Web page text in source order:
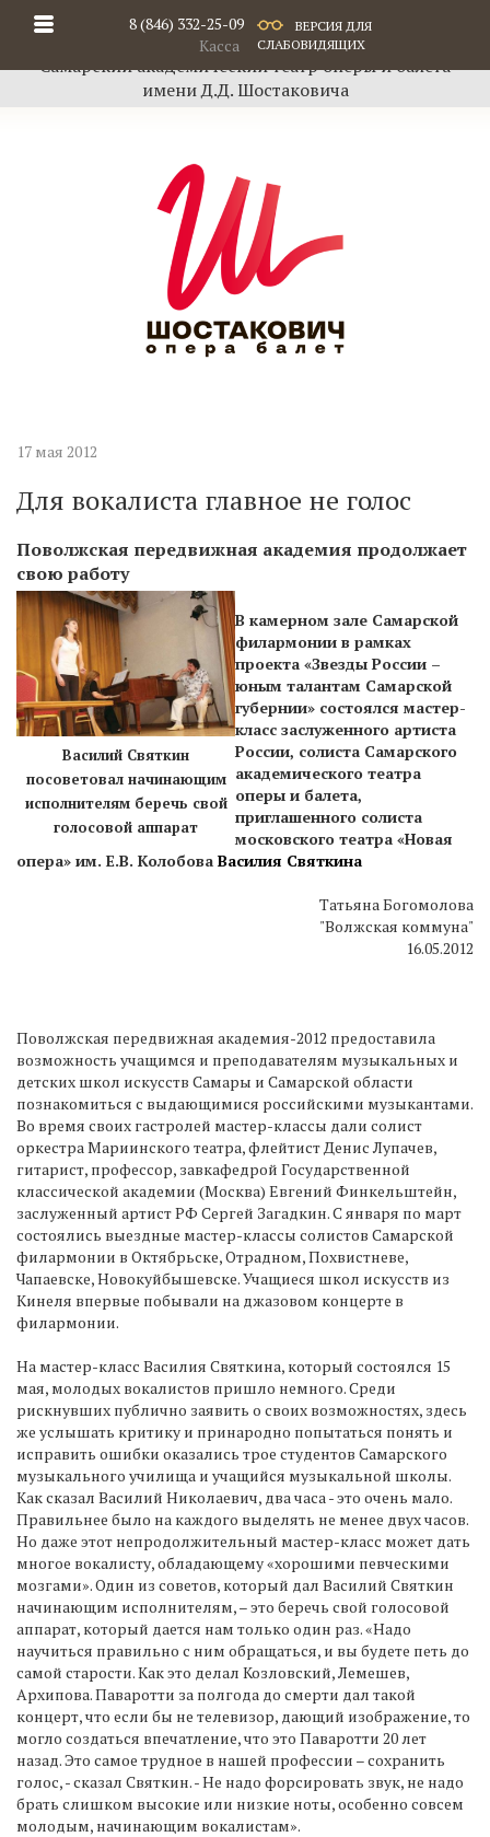
8 (846) 332-25-09
Касса
ВЕРСИЯ ДЛЯ
СЛАБОВИДЯЩИХ
Самарский академический театр оперы и балета
имени Д.Д. Шостаковича
17 мая 2012
Для вокалиста главное не голос
Поволжская передвижная академия продолжает
свою работу
Василий Святкин
посоветовал начинающим
исполнителям беречь свой
голосовой аппарат
В камерном зале Самарской
филармонии в рамках
проекта «Звезды России –
юным талантам Самарской
губернии» состоялся мастер-
класс заслуженного артиста
России, солиста Самарского
академического театра
оперы и балета,
приглашенного солиста
московского театра «Новая
опера» им. Е.В. Колобова Василия Святкина
Татьяна Богомолова
"Волжская коммуна"
16.05.2012
Поволжская передвижная академия-2012 предоставила
возможность учащимся и преподавателям музыкальных и
детских школ искусств Самары и Самарской области
познакомиться с выдающимися российскими музыкантами.
Во время своих гастролей мастер-классы дали солист
оркестра Мариинского театра, флейтист Денис Лупачев,
гитарист, профессор, завкафедрой Государственной
классической академии (Москва) Евгений Финкельштейн,
заслуженный артист РФ Сергей Загадкин. С января по март
состоялись выездные мастер-классы солистов Самарской
филармонии в Октябрьске, Отрадном, Похвистневе,
Чапаевске, Новокуйбышевске. Учащиеся школ искусств из
Кинеля впервые побывали на джазовом концерте в
филармонии.
На мастер-класс Василия Святкина, который состоялся 15
мая, молодых вокалистов пришло немного. Среди
рискнувших публично заявить о своих возможностях, здесь
же услышать критику и принародно попытаться понять и
исправить ошибки оказались трое студентов Самарского
музыкального училища и учащийся музыкальной школы.
Как сказал Василий Николаевич, два часа - это очень мало.
Правильнее было на каждого выделять не менее двух часов.
Но даже этот непродолжительный мастер-класс может дать
многое вокалисту, обладающему «хорошими певческими
мозгами». Один из советов, который дал Василий Святкин
начинающим исполнителям, – это беречь свой голосовой
аппарат, который дается нам только один раз. «Надо
научиться правильно с ним обращаться, и вы будете петь до
самой старости. Как это делал Козловский, Лемешев,
Архипова. Паваротти за полгода до смерти дал такой
концерт, что если бы не телевизор, дающий изображение, то
могло создаться впечатление, что это Паваротти 20 лет
назад. Это самое трудное в нашей профессии – сохранить
голос, - сказал Святкин. - Не надо форсировать звук, не надо
брать слишком высокие или низкие ноты, особенно совсем
молодым, начинающим вокалистам».